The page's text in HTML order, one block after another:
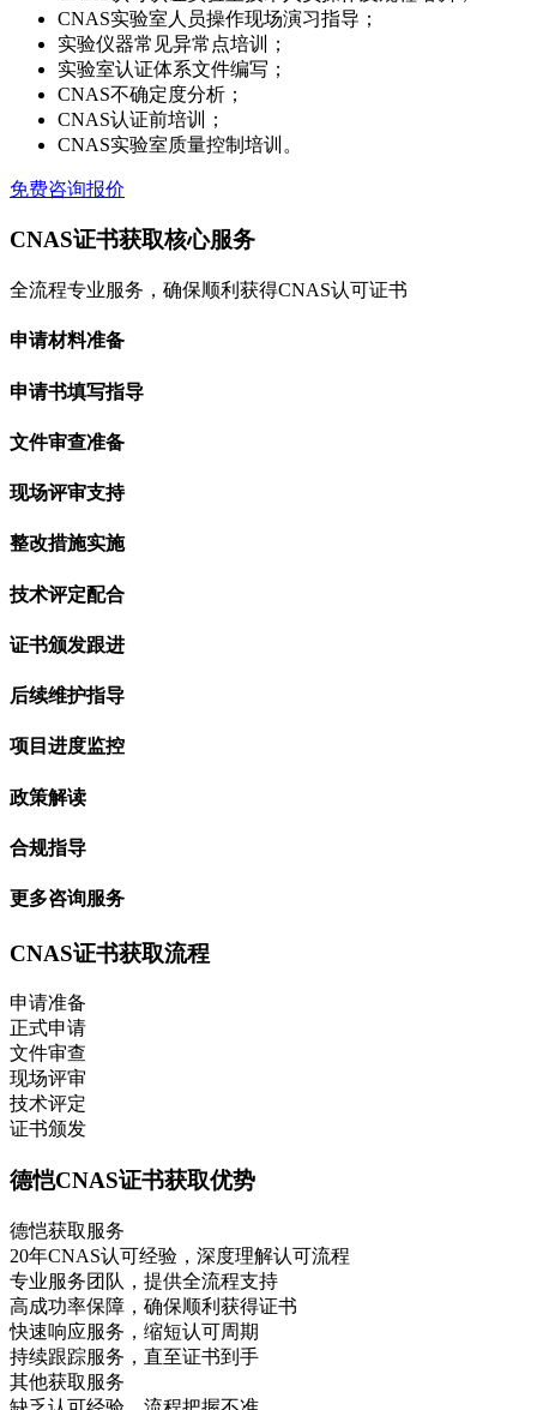
CNAS实验室人员操作现场演习指导；
实验仪器常见异常点培训；
实验室认证体系文件编写；
CNAS不确定度分析；
CNAS认证前培训；
CNAS实验室质量控制培训。
免费咨询报价
CNAS证书获取核心服务
全流程专业服务，确保顺利获得CNAS认可证书
申请材料准备
申请书填写指导
文件审查准备
现场评审支持
整改措施实施
技术评定配合
证书颁发跟进
后续维护指导
项目进度监控
政策解读
合规指导
更多咨询服务
CNAS证书获取流程
申请准备
正式申请
文件审查
现场评审
技术评定
证书颁发
德恺CNAS证书获取优势
德恺获取服务
20年CNAS认可经验，深度理解认可流程
专业服务团队，提供全流程支持
高成功率保障，确保顺利获得证书
快速响应服务，缩短认可周期
持续跟踪服务，直至证书到手
其他获取服务